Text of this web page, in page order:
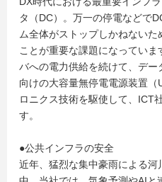
タ（DC）。万一の停電などで
ム全体がストップしかねない
ことが重要な課題になってい
バへの電力供給を続けて、デ
向けの大容量無停電電源装置（
ロニクス技術を駆使して、ICT
す。
●公共インフラの安全
近年、猛烈な集中豪雨による